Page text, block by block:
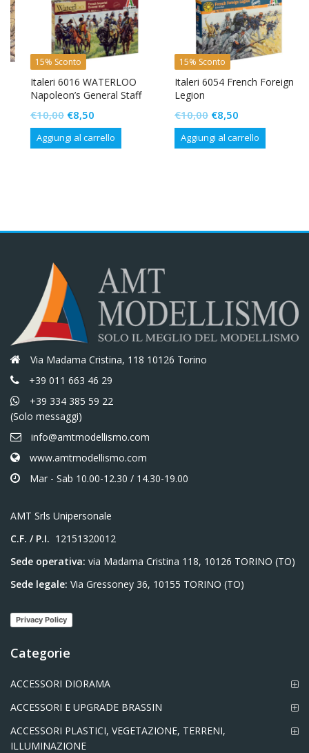
15% Sconto
Italeri 6016 WATERLOO
Napoleon’s General Staff
10,00Il
prezzo
originale
€8,50Il
prezzo
attuale
Aggiungi al carrello
15% Sconto
Italeri 6054 French Foreign
Legion
10,00Il
prezzo
originale
€8,50Il
prezzo
attuale
Aggiungi al carrello
Via Madama Cristina, 118 10126 Torino
+39 011 663 46 29
+39 334 385 59 22
(Solo messaggi)
info@amtmodellismo.com
www.amtmodellismo.com
Mar - Sab 10.00-12.30 / 14.30-19.00
AMT Srls Unipersonale
C.F. / P.I. 12151320012
Sede operativa: via Madama Cristina 118, 10126 TORINO (TO)
Sede legale: Via Gressoney 36, 10155 TORINO (TO)
Privacy Policy
Categorie
ACCESSORI DIORAMA
ACCESSORI E UPGRADE BRASSIN
ACCESSORI PLASTICI, VEGETAZIONE, TERRENI,
ILLUMINAZIONE